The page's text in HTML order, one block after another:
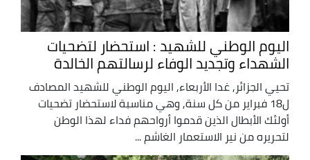
اليوم الوطني للشهيد : استحضار لتضحيات
الشهداء وتجديد الوفاء لرسالتهم الخالدة
تحيي الجزائر, غدا الأربعاء, اليوم الوطني للشهيد المصادف
ل18 فبراير من كل سنة, وهي مناسبة لاستحضار تضحيات
أولئك الأبطال الذين قدموا أرواحهم فداء لهذا الوطن
لتحريره من نير الاستعمار الغاشم ...